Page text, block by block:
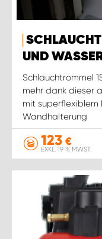
UND
Schlauchtrommel
mehr dank dieser
mit superflexiblem
Wandhalterung
123 €
EXKL. 19 % MWST.
WORK SYSTEM ROSTOCK
WORK SYSTEM STUTTGART